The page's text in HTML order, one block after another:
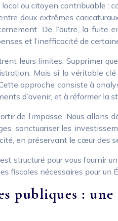
ou citoyen contribuable
deux extrêmes
De l’autre, la fuite
et l’inefficacité de
leurs limites. Supprimer
Mais si la véritable
approche consiste à
d’avenir, et à réformer la
de l’impasse. Nous
sanctuariser les
en préservant le cœur des
structuré pour vous fournir
fiscales nécessaires pour un
publiques :